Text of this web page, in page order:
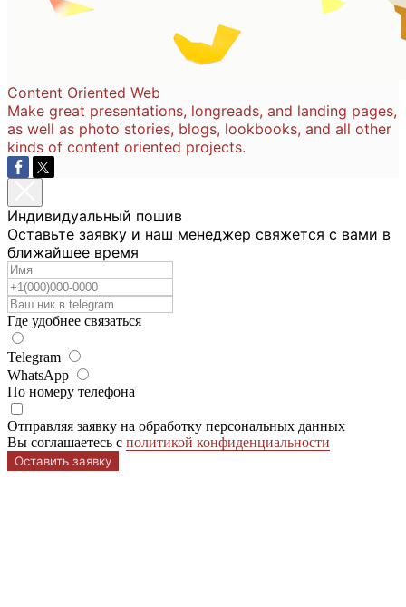
Content Oriented Web
Make great presentations, longreads, and landing pages,
as well as photo stories, blogs, lookbooks, and all other
kinds of content oriented projects.
Индивидуальный пошив
Оставьте заявку и наш менеджер свяжется с вами в
ближайшее время
Где удобнее связаться
Telegram
WhatsApp
По номеру телефона
Отправляя заявку на обработку персональных данных
Вы соглашаетесь с политикой конфиденциальности
Оставить заявку